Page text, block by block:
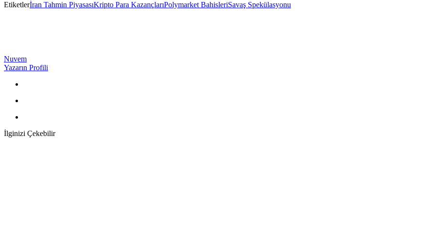
Etiketlerİran Tahmin PiyasasıKripto Para KazançlarıPolymarket BahisleriSavaş Spekülasyonu
Nuvem
Yazarın Profili
İlginizi Çekebilir